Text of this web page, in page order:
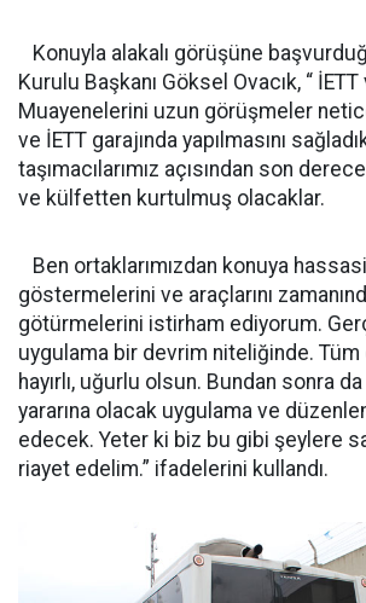
Konuyla alakalı görüşüne
Kurulu Başkanı Göksel Ovacık, “ İETT
Muayenelerini uzun görüşmeler
ve İETT garajında yapılmasını
taşımacılarımız açısından son
ve külfetten kurtulmuş olacaklar.
Ben ortaklarımızdan konuya
göstermelerini ve araçlarını
götürmelerini istirham ediyorum.
uygulama bir devrim niteliğinde. Tüm
hayırlı, uğurlu olsun. Bundan sonra da
yararına olacak uygulama ve
edecek. Yeter ki biz bu gibi şeylere
riayet edelim.” ifadelerini kullandı.